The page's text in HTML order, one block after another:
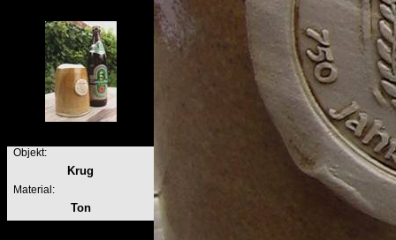
Objekt:
Krug
Material:
Ton